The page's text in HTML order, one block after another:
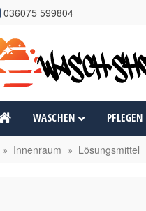
036075 599804
WASCHEN PFLEGEN
Innenraum Lösungsmittel